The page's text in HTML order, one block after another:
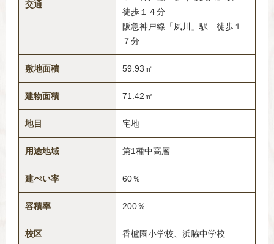
交通
徒歩１４分
阪急神戸線「夙川」駅 徒歩１
７分
敷地面積 59.93㎡
建物面積 71.42㎡
地目 宅地
用途地域 第1種中高層
建ぺい率 60％
容積率 200％
校区 香櫨園小学校、浜脇中学校